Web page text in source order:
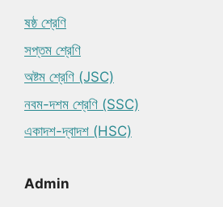
ষষ্ঠ শ্রেণি
সপ্তম শ্রেণি
অষ্টম শ্রেণি (JSC)
নবম-দশম শ্রেণি (SSC)
একাদশ-দ্বাদশ (HSC)
Admin